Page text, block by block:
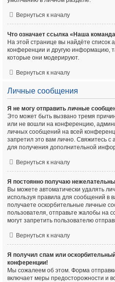
Вернуться к началу
Что означает ссылка «Наша
На этой странице вы найдёте список
конференции и другую информацию,
которые они модерируют.
Вернуться к началу
Личные сообщения
Я не могу отправить личные
Это может быть вызвано тремя
или не вошли на конференцию,
личных сообщений на всей
запретил это вам лично. Свяжитесь
для получения дополнительной
Вернуться к началу
Я постоянно получаю
Вы можете автоматически удалять
используя правила для сообщений в
получаете оскорбительные личные
пользователя, отправьте жалобы на
могут запретить пользователю
Вернуться к началу
Я получил спам или оскорбительный
конференции!
Мы сожалеем об этом. Форма
включает меры предосторожности и